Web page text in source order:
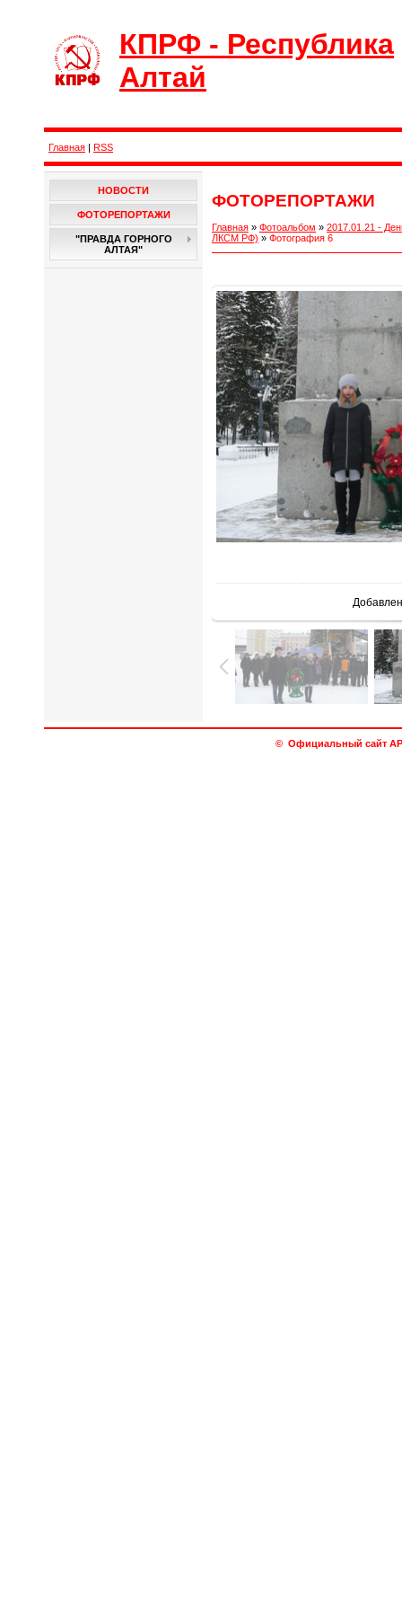
КПРФ - Республика
Алтай
Главная | RSS
НОВОСТИ
ФОТОРЕПОРТАЖИ
"ПРАВДА ГОРНОГО
АЛТАЯ"
ФОТОРЕПОРТАЖИ
Главная » Фотоальбом » 2017.01.21 -
ЛКСМ РФ) » Фотография 6
© Официальный сайт